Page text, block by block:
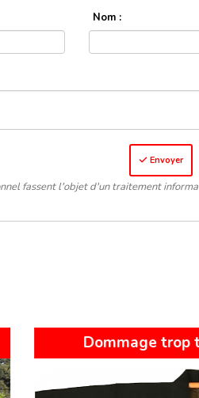
Nom :
Envoyer
fassent l'objet d'un traitement
Top